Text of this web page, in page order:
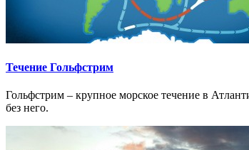
Течение Гольфстрим
Гольфстрим – крупное морское течение в
без него.